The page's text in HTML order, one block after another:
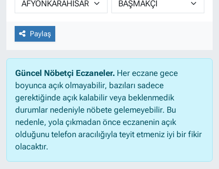
Paylaş
Güncel Nöbetçi Eczaneler.Her eczane gece
boyunca açık olmayabilir, bazıları sadece
gerektiğinde açık kalabilir veya beklenmedik
durumlar nedeniyle nöbete gelemeyebilir. Bu
nedenle, yola çıkmadan önce eczanenin açık
olduğunu telefon aracılığıyla teyit etmeniz iyi bir fikir
olacaktır.